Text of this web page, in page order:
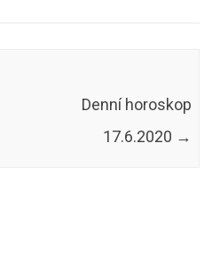
Denní horoskop
17.6.2020 →